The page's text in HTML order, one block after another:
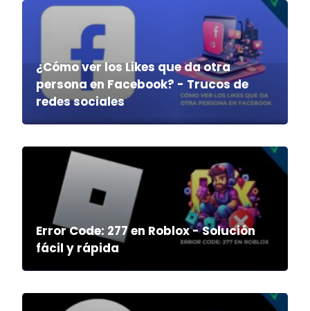
¿Cómo ver los Likes que da otra
persona en Facebook? - Trucos de
redes sociales
Error Code: 277 en Roblox - Solución
fácil y rápida